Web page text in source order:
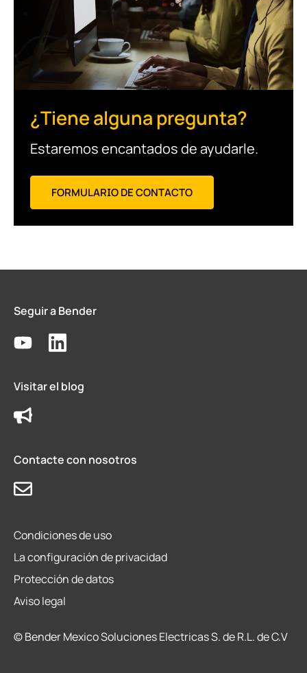
¿Tiene alguna pregunta?
Estaremos encantados de ayudarle.
FORMULARIO DE CONTACTO
Seguir a Bender
Visitar el blog
Contacte con nosotros
Condiciones de uso
La configuración de privacidad
Protección de datos
Aviso legal
© Bender Mexico Soluciones Electricas S. de R.L. de C.V